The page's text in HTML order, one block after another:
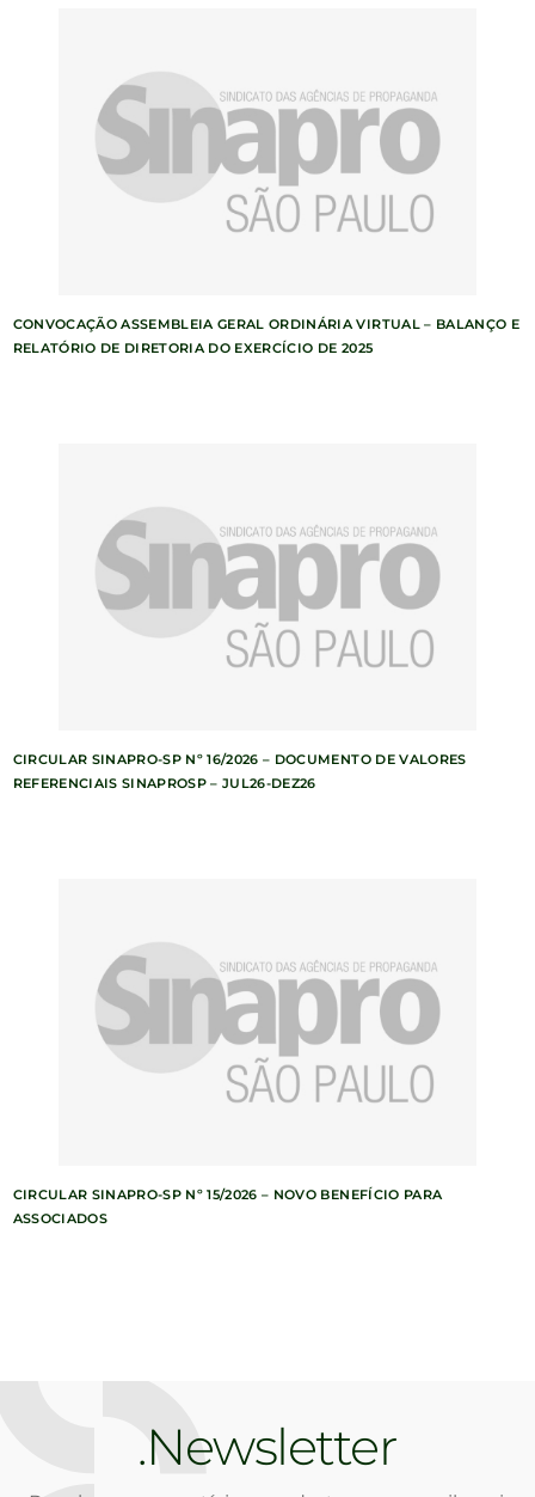
CONVOCAÇÃO ASSEMBLEIA GERAL ORDINÁRIA VIRTUAL – BALANÇO E
RELATÓRIO DE DIRETORIA DO EXERCÍCIO DE 2025
CIRCULAR SINAPRO-SP Nº 16/2026 – DOCUMENTO DE VALORES
REFERENCIAIS SINAPROSP – JUL26-DEZ26
CIRCULAR SINAPRO-SP Nº 15/2026 – NOVO BENEFÍCIO PARA
ASSOCIADOS
Newsletter